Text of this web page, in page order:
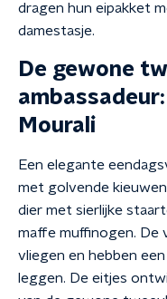
dragen hun eipakket
damestasje.
De gewone
Mourali
Een elegante
met golvende
dier met sierlijke
maffe muffinogen. De
vliegen en hebben
leggen. De eitjes